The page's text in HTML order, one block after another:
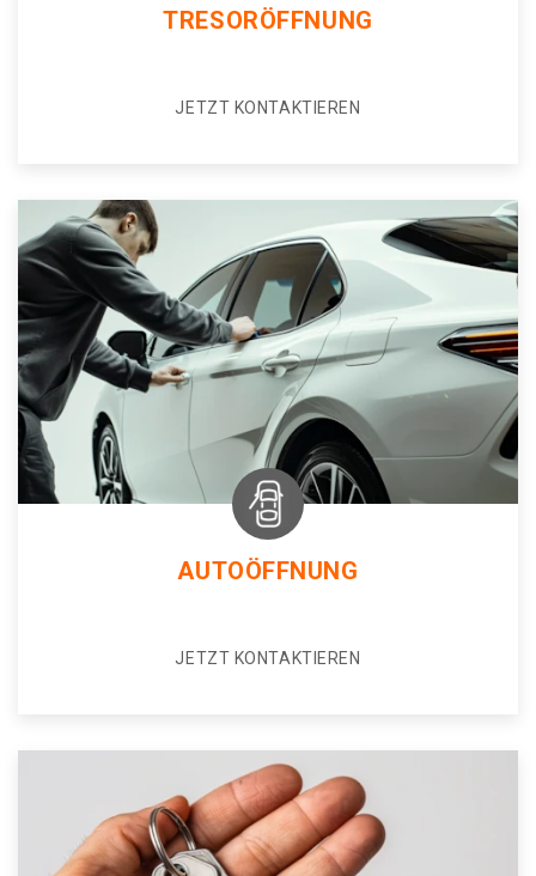
TRESORÖFFNUNG
JETZT KONTAKTIEREN
AUTOÖFFNUNG
JETZT KONTAKTIEREN